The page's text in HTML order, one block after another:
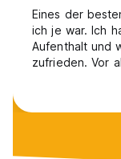
Eines der
ich je war. Ich
Aufenthalt und
zufrieden. Vor
Mitarbeiten
und immer
Super